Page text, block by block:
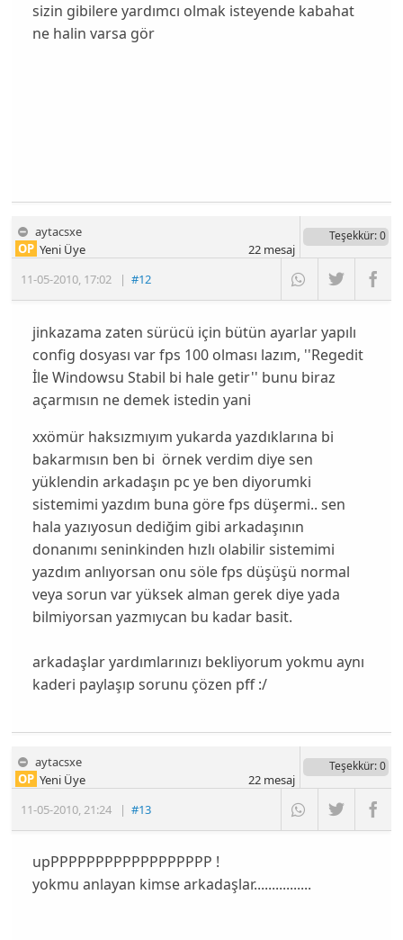
sizin gibilere yardımcı olmak isteyende kabahat
ne halin varsa gör
aytacsxe
11-05-2010, 17:02 |#12
OP Yeni Üye
Teşekkür: 0
22mesaj
jinkazama zaten sürücü için bütün ayarlar yapılı
config dosyası var fps 100 olması lazım, ''Regedit
İle Windowsu Stabil bi hale getir'' bunu biraz
açarmısın ne demek istedin yani
xxömür haksızmıyım yukarda yazdıklarına bi
bakarmısın ben bi örnek verdim diye sen
yüklendin arkadaşın pc ye ben diyorumki
sistemimi yazdım buna göre fps düşermi.. sen
hala yazıyosun dediğim gibi arkadaşının
donanımı seninkinden hızlı olabilir sistemimi
yazdım anlıyorsan onu söle fps düşüşü normal
veya sorun var yüksek alman gerek diye yada
bilmiyorsan yazmıycan bu kadar basit.
arkadaşlar yardımlarınızı bekliyorum yokmu aynı
kaderi paylaşıp sorunu çözen pff :/
aytacsxe
11-05-2010,21:24 |#13
OP Yeni Üye
Teşekkür: 0
22mesaj
upPPPPPPPPPPPPPPPPPP !
yokmu anlayan kimse arkadaşlar................